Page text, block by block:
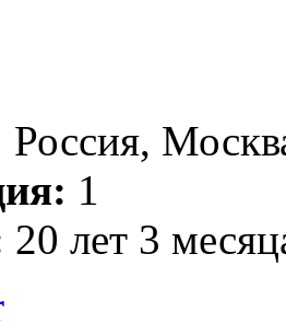
Россия,
1
20 лет 3